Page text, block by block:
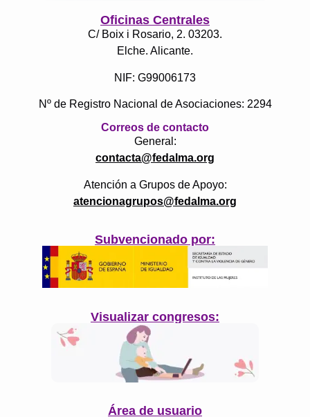
Oficinas Centrales
C/ Boix i Rosario, 2. 03203.
Elche. Alicante.
NIF: G99006173
Nº de Registro Nacional de Asociaciones: 2294
Correos de contacto
General:
contacta@fedalma.org
Atención a Grupos de Apoyo:
atencionagrupos@fedalma.org
Subvencionado por:
Visualizar congresos:
Área de usuario